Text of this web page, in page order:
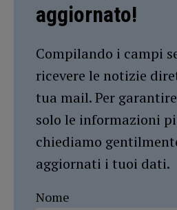
aggiornato!
Compilando i campi
ricevere le notizie
tua mail. Per
solo le informazioni
chiediamo
aggiornati i tuoi dati.
Nome